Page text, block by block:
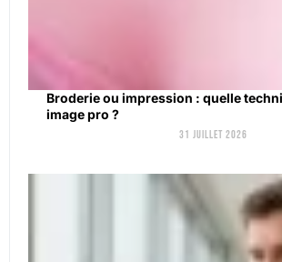
Broderie ou impression : quelle
image pro ?
31 juillet 2026